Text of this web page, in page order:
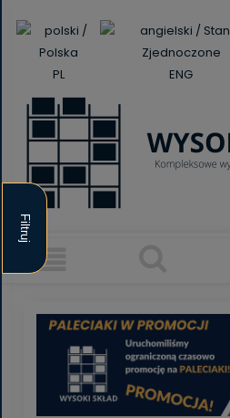
PL ENG
Filtruj